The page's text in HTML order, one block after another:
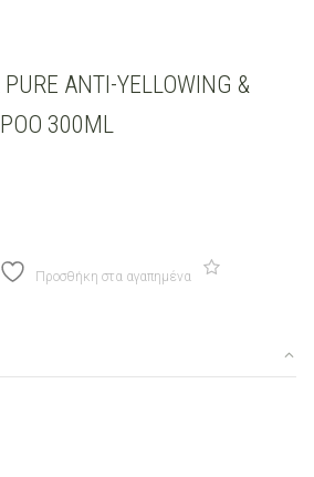
ANTI-YELLOWING &
300ML
Προσθήκη στα αγαπημένα